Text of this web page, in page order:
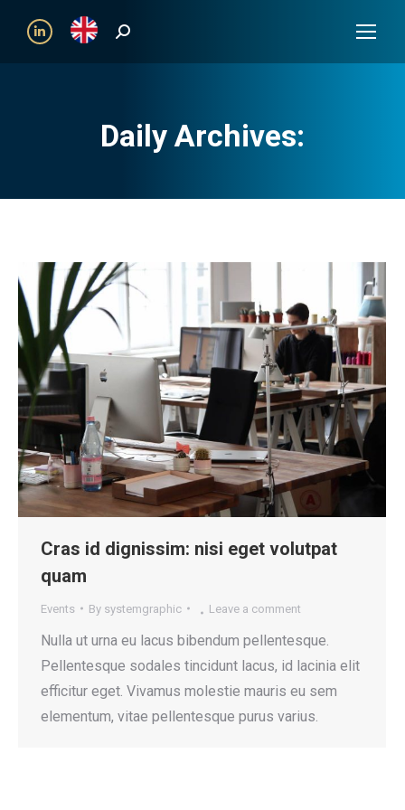
Linkedin Search:
Daily Archives:
Cras id dignissim: nisi eget volutpat
quam
Events By systemgraphic Leave a comment
Nulla ut urna eu lacus bibendum pellentesque.
Pellentesque sodales tincidunt lacus, id lacinia elit
efficitur eget. Vivamus molestie mauris eu sem
elementum, vitae pellentesque purus varius.